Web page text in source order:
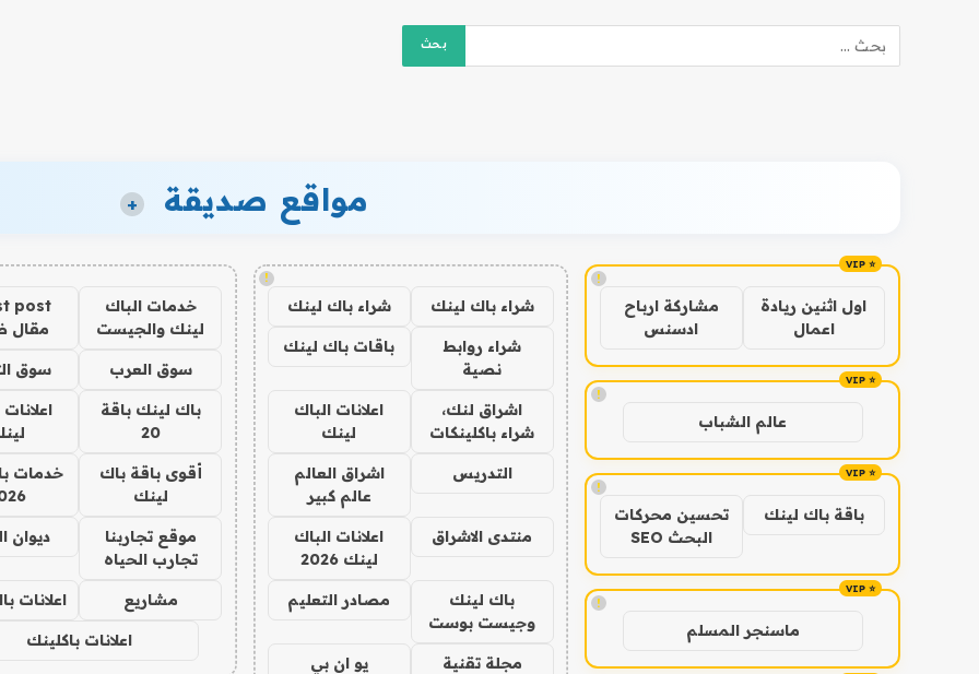
مواقع صديقة +
!
اول اثنين ريادة
اعمال
مشاركة ارباح
ادسنس
!
عالم الشباب
!
باقة باك لينك
تحسين محركات
البحث SEO
!
ماسنجر المسلم
!
شراء باك لينك شراء باك لينك
شراء روابط
نصية
باقات باك لينك
اشراق لنك،
شراء باكلينكات
اعلانات الباك
لينك
التدريس
اشراق العالم
عالم كبير
منتدى الاشراق
اعلانات الباك
لينك 2026
باك لينك
وجيست بوست
مصادر التعليم
مجلة تقنية
يو ان بي
خدمات الباك
لينك والجيست
post
مقال
سوق العرب سوق
باك لينك باقة
20
أقوى باقة باك
لينك
خدمات
موقع تجاربنا
تجارب الحياه
ديوان
مشاريع اعلانات
اعلانات باكلينك